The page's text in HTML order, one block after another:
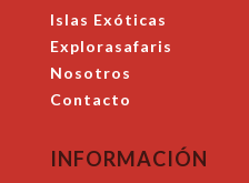
Islas Exóticas
Explorasafaris
Nosotros
Contacto
INFORMACIÓN